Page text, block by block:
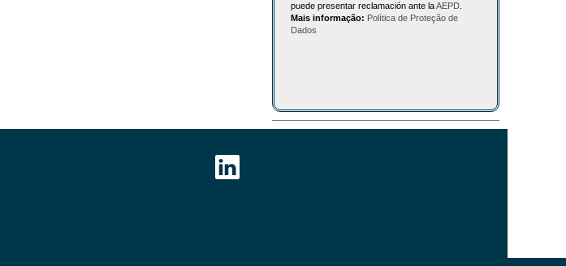
puede presentar reclamación ante laAEPD
Mais informação: Política de Proteção de
Dados